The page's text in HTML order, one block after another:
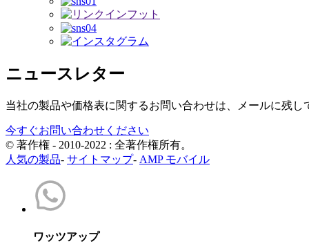
ニュースレター
当社の製品や価格表に関するお問い合わせは、メールに残
今すぐお問い合わせください
© 著作権 - 2010-2022 : 全著作権所有。
人気の製品- サイトマップ- AMP モバイル
ワッツアップ